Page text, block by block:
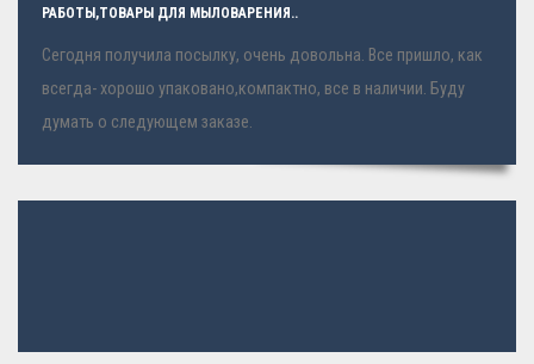
РАБОТЫ,ТОВАРЫ ДЛЯ МЫЛОВАРЕНИЯ..
Сегодня получила посылку, очень довольна. Все пришло, как
всегда- хорошо упаковано,компактно, все в наличии. Буду
думать о следующем заказе.